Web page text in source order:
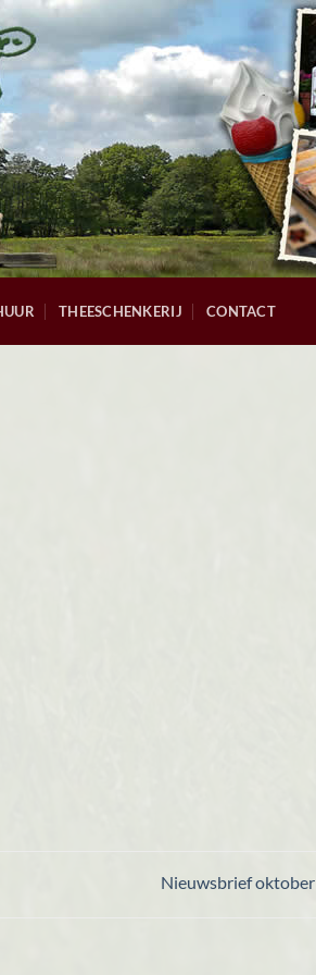
THEESCHENKERIJ CONTACT
Nieuwsbrief oktober